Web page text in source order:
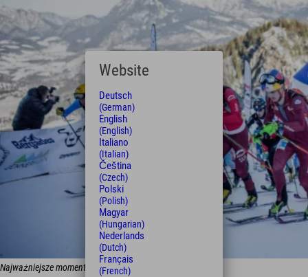
Najważniejsze momenty Jennerstier 2022
Website
Deutsch
(German)
English
(English)
Italiano
(Italian)
Čeština
(Czech)
Polski
(Polish)
Magyar
(Hungarian)
Nederlands
(Dutch)
Français
(French)